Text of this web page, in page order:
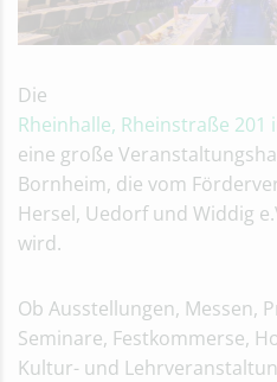
Die
Rheinhalle, Rheinstraße 201
eine große
Bornheim, die vom
Hersel, Uedorf und Widdig
wird.
Ob Ausstellungen, Messen,
Seminare, Festkommerse,
Kultur- und